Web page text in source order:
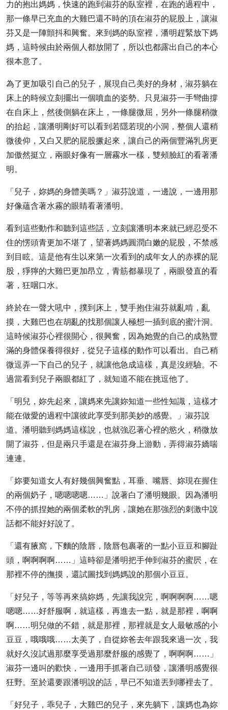
力的抱出媽媽，快速的跑到淑芬的臥室裡，在跑的過程中，
那一條早已充血的大雞巴還不時的頂在淑芬的屁股上，讓淑
芬又是一陣顫抖和興奮。來到媽的臥室裡，潘明趕緊放下媽
媽，這時候由於兩個人都放開了，所以也都露出自己的本心
很本意了。
為了更加吸引自己的兒子，展現自己美好的身材，淑芬躺在
床上的時候立刻擺出一個噴血的姿勢。只見淑芬一手彎曲撐
在自床上，然後側躺在床上，一條腿微屈，另外一條腿稍微
的抬起，讓潘明剛好可以看到若隱若現的小洞，整個人還稍
微後仰，又白又肥的屁股撅起來，讓自己的兩個豐滿乳房更
加傲然挺立，兩眼好像有一層霧水一樣，雙頰臉紅的看著潘
明。
「兒子，妳媽的身體美嗎？」淑芬說道，一邊說，一邊用那
好像蘊含著水霧的眼睛看著潘明。
看到這些動作和聽到這些話，立刻讓潘明本來就已經忍受不
住的愣頭青更加不堪了，望著媽媽圓潤白嫩的屁股，不禁感
到目眩。這是他有生以來第一次看到的成年女人的赤裸的屁
股，猙獰的大雞巴更加昂立，青筋都暴現了，兩眼發直的看
著，狂咽口水。
終於在一聲大吼中，撲到床上，雙手抱住淑芬就亂啃，亂
摸，大雞巴也在胡亂的找那個讓人極想一插到底的蜜汁洞。
這時候淑芬心裡很開心，很興奮，因為她覺的自己的成熟豐
滿的身體保養得很好，從兒子這樣的動作可以看出。自己稍
微逗弄一下自己的兒子，就讓他急成這樣，真是沒經驗。不
過當看到兒子兩眼都紅了，就知道不能在挑逗他了。
「明兒，妳先起來，讓媽來先讓妳知道一些性知識，這樣才
能在做愛的過程中讓彼此享受到那美妙的感覺。」淑芬說
道。潘明聽到媽媽這樣說，也就強忍著心裡的慾火，稍微放
開了淑芬，但是兩只手還是在淑芬身上游動，弄得淑芬嬌喘
連連。
「妳要知道女人有好幾個興奮點，耳垂、嘴唇、妳現在握住
的兩個奶子，嗯嗯嗯嗯……」說著白了潘明幾眼。因為潘明
不停的抓捏她的兩個柔軟的乳房，讓她在那強烈的刺激中說
話都不能好好說了。
「還有腋窩，下麵的陰唇，陰唇包裹著的一點小豆豆和腳趾
頭，啊啊啊啊……」這時卻是潘明把手伸到淑芬的蜜屄，在
那裡不停的撫摸，還試圖找到媽媽說的那個小豆豆。
「好兒子，等等再來搞妳媽，先讓我說完，啊啊啊啊……嗯
嗯嗯……好舒服啊，就這樣，再進去一點，就是那裡，啊啊
啊……明兒做的不錯，就是那裡，那裡就是女人最敏感的小
豆豆，哦哦哦……太美了，自從妳爸去年跟我來過一次，我
就好久沒試過那麼享受過那麼舒服的感覺了，啊啊啊……」
淑芬一邊叫的歡快，一邊用手抓著自己頭發，讓潘明感覺很
狂野。至於還要跟潘明說的話，早已不知道丟到哪裡去了。
「好兒子，乖兒子，大雞巴的兒子，來先躺下，讓媽也為妳